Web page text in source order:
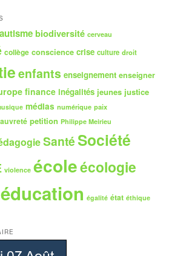
autisme biodiversité cerveau
collège conscience crise culture droit
enfants enseignement enseigner
finance inégalités jeunes justice
médias numérique paix
petition Philippe Meirieu
SantéSociété
violence écoleécologie
éducation égalité état éthique